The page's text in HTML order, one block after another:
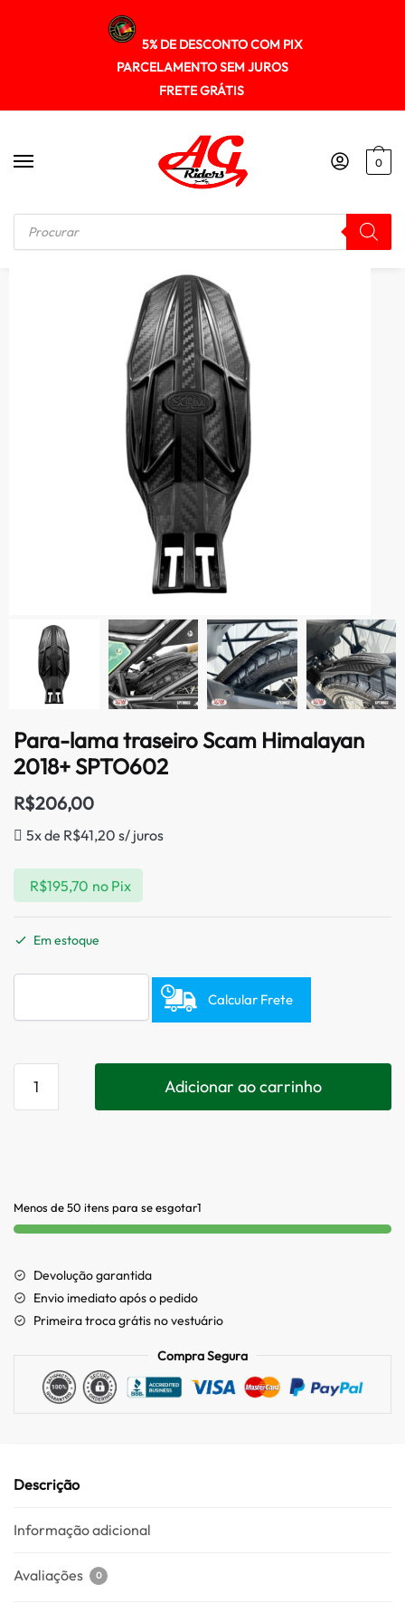
5% DE DESCONTO COM PIX
PARCELAMENTO SEM JUROS
FRETE GRÁTIS
0
Início / ANTI-SPRAI PARA-LAMA Para-lama traseiro Scam Himalayan 2018+ SPTO602
Para-lama traseiro Scam Himalayan
2018+ SPTO602
R$206,00
5x de R$41,20 s/ juros
R$195,70 no Pix
Em estoque
Calcular Frete
Adicionar ao carrinho
Menos de 50 itens para se esgotar1
Devolução garantida
Envio imediato após o pedido
Primeira troca grátis no vestuário
Compra Segura
Descrição
Informação adicional
Avaliações 0